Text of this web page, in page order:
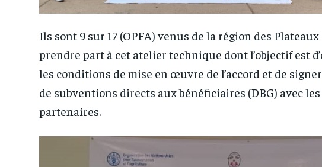
Ils sont 9 sur 17 (OPFA) venus de la région des
prendre part à cet atelier technique dont l’objectif est
les conditions de mise en œuvre de l’accord et de
de subventions directs aux bénéficiaires (DBG) avec
partenaires.